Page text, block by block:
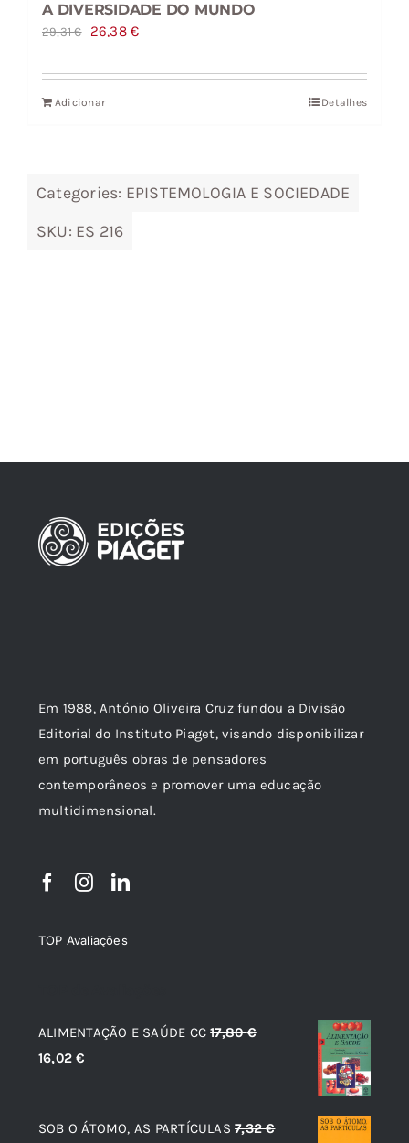
A DIVERSIDADE DO MUNDO
29,31€
O
original
era:
26,38€O
atual
Adicionar Detalhes
Categories: EPISTEMOLOGIA E SOCIEDADE
SKU: ES 216
Em 1988, António Oliveira Cruz fundou a Divisão
Editorial do Instituto Piaget, visando disponibilizar
em português obras de pensadores
contemporâneos e promover uma educação
multidimensional.
TOP Avaliações
ALIMENTAÇÃO E SAÚDE CC 17,80€
O
original
era:
16,02€
atual
é:
SOB O ÁTOMO, AS PARTÍCULAS 7,32€